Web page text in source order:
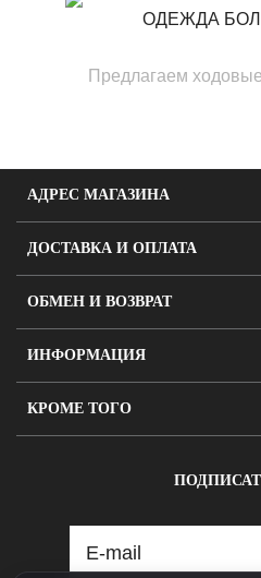
ОДЕЖДА
Предлагаем
АДРЕС МАГАЗИНА
ДОСТАВКА И ОПЛАТА
ОБМЕН И ВОЗВРАТ
ИНФОРМАЦИЯ
КРОМЕ ТОГО